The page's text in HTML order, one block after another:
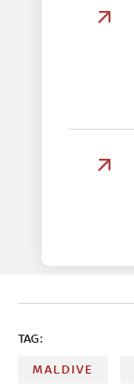
TAG:
MALDIVE